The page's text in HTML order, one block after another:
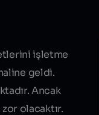
işletme
geldi.
Ancak
olacaktır.